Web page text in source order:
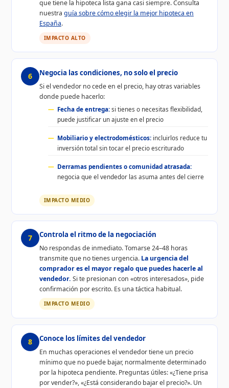
que tiene la hipoteca lista gana casi siempre. Consulta
nuestra guía sobre cómo elegir la mejor hipoteca en
España.
IMPACTO ALTO
6 Negocia las condiciones, no solo el precio
Si el vendedor no cede en el precio, hay otras variables
donde puede hacerlo:
Fecha de entrega:si tienes o necesitas flexibilidad,
puede justificar un ajuste en el precio
Mobiliario y electrodomésticos: incluirlos reduce tu
inversión total sin tocar el precio escriturado
Derramas pendientes o comunidad atrasada:
negocia que el vendedor las asuma antes del cierre
IMPACTO MEDIO
7 Controla el ritmo de la negociación
No respondas de inmediato. Tomarse 24–48 horas
transmite que no tienes urgencia. La urgencia del
comprador es el mayor regalo que puedes hacerle al
vendedor. Si te presionan con «otros interesados», pide
confirmación por escrito. Es una táctica habitual.
IMPACTO MEDIO
8 Conoce los límites del vendedor
En muchas operaciones el vendedor tiene un precio
mínimo que no puede bajar, normalmente determinado
por la hipoteca pendiente. Preguntas útiles: «¿Tiene prisa
por vender?», «¿Está considerando bajar el precio?». Un